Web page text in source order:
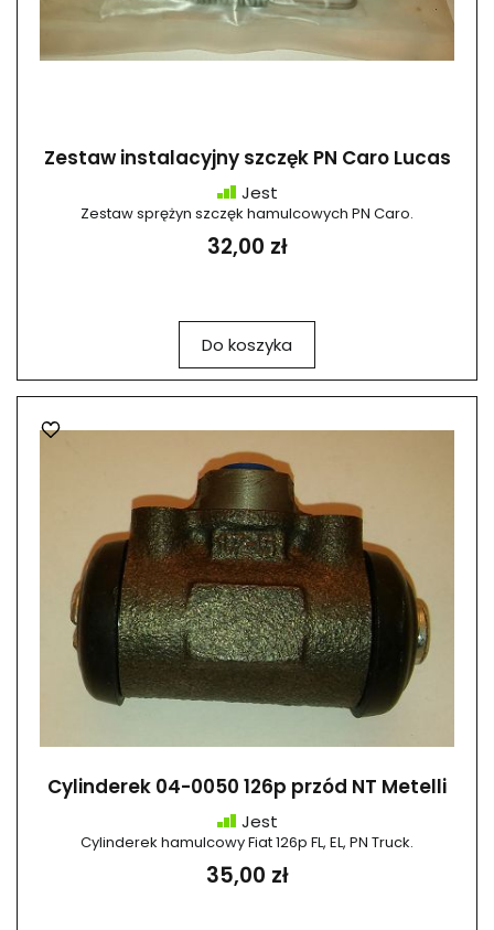
Zestaw instalacyjny szczęk PN Caro Lucas
Jest
Zestaw sprężyn szczęk hamulcowych PN Caro.
32,00 zł
Do koszyka
Cylinderek 04-0050 126p przód NT Metelli
Jest
Cylinderek hamulcowy Fiat 126p FL, EL, PN Truck.
35,00 zł